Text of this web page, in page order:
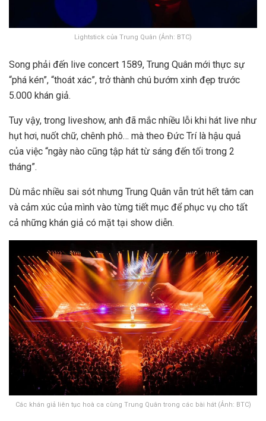
Lightstick của Trung Quân (Ảnh: BTC)
Song phải đến live concert 1589, Trung Quân mới thực sự
“phá kén”, “thoát xác”, trở thành chú bướm xinh đẹp trước
5.000 khán giả.
Tuy vậy, trong liveshow, anh đã mắc nhiều lỗi khi hát live như
hụt hơi, nuốt chữ, chênh phô… mà theo Đức Trí là hậu quả
của việc “ngày nào cũng tập hát từ sáng đến tối trong 2
tháng”.
Dù mắc nhiều sai sót nhưng Trung Quân vẫn trút hết tâm can
và cảm xúc của mình vào từng tiết mục để phục vụ cho tất
cả những khán giả có mặt tại show diễn.
Các khán giả liên tục hoà ca cùng Trung Quân trong các bài hát (Ảnh: BTC)